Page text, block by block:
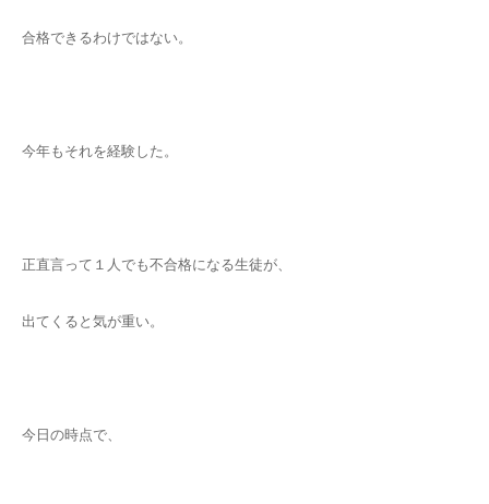
合格できるわけではない。
今年もそれを経験した。
正直言って１人でも不合格になる生徒が、
出てくると気が重い。
今日の時点で、